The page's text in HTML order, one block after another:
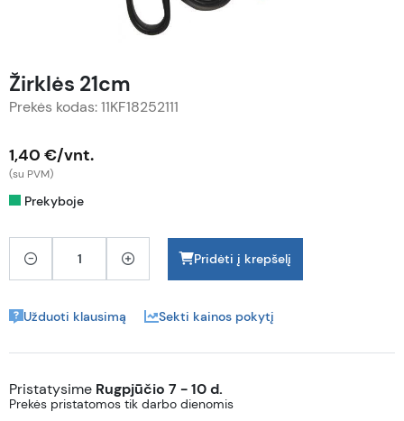
Žirklės 21cm
Prekės kodas: 11KF18252111
1,40 €/vnt.
(su PVM)
Prekyboje
Pridėti į krepšelį
Užduoti klausimą Sekti kainos pokytį
Pristatysime Rugpjūčio 7 - 10 d.
Prekės pristatomos tik darbo dienomis